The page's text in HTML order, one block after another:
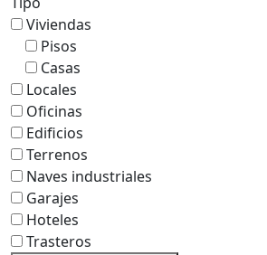
Viviendas
Pisos
Casas
Locales
Oficinas
Edificios
Terrenos
Naves industriales
Garajes
Hoteles
Trasteros